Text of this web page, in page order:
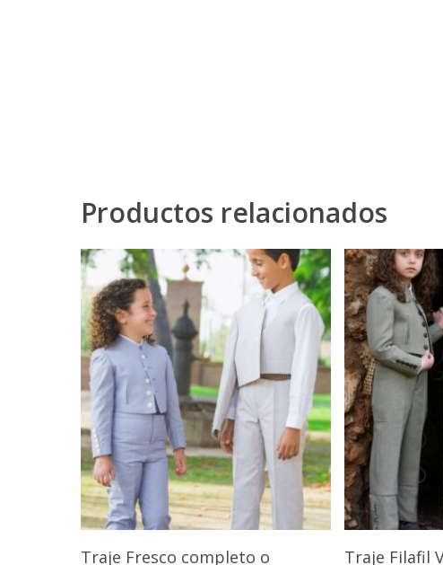
Productos relacionados
Seleccionar Opciones
Traje Fresco completo o Traje Filafil